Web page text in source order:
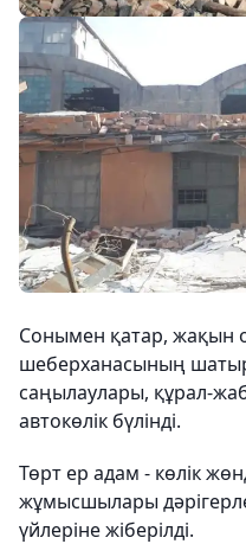
Сонымен қатар, жақын
шеберханасының
саңылаулары, құрал-
автокөлік бүлінді.
Төрт ер адам - ​​көлік
жұмысшылары
үйлеріне жіберілді.